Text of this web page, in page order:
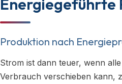
Energiegeführte
Produktion nach
Strom ist dann teuer, wenn
Verbrauch verschieben kann,